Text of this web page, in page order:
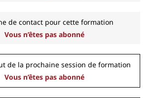
de contact pour cette formation
Vous n’êtes pas abonné
de la prochaine session de formation
Vous n’êtes pas abonné